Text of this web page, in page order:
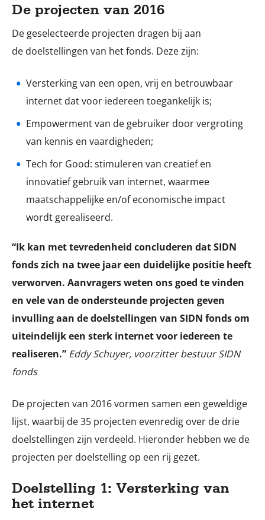
De projecten van 2016
De geselecteerde projecten dragen bij aan
de doelstellingen van het fonds. Deze zijn:
Versterking van een open, vrij en betrouwbaar
internet dat voor iedereen toegankelijk is;
Empowerment van de gebruiker door vergroting
van kennis en vaardigheden;
Tech for Good: stimuleren van creatief en
innovatief gebruik van internet, waarmee
maatschappelijke en/of economische impact
wordt gerealiseerd.
“Ik kan met tevredenheid concluderen dat SIDN
fonds zich na twee jaar een duidelijke positie heeft
verworven. Aanvragers weten ons goed te vinden
en vele van de ondersteunde projecten geven
invulling aan de doelstellingen van SIDN fonds om
uiteindelijk een sterk internet voor iedereen te
realiseren.” Eddy Schuyer, voorzitter bestuur SIDN
fonds
De projecten van 2016 vormen samen een geweldige
lijst, waarbij de 35 projecten evenredig over de drie
doelstellingen zijn verdeeld. Hieronder hebben we de
projecten per doelstelling op een rij gezet.
Doelstelling 1: Versterking van
het internet